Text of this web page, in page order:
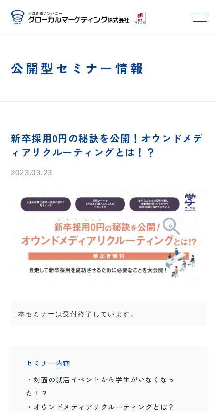
公開型セミナー情報
新卒採用0円の秘訣を公開！オウンドメデ
ィアリクルーティングとは！？
2023.03.23
本セミナーは受付終了しています。
セミナー内容
・対面の就活イベントから学生がいなくなっ
た！？
・オウンドメディアリクルーティングとは？